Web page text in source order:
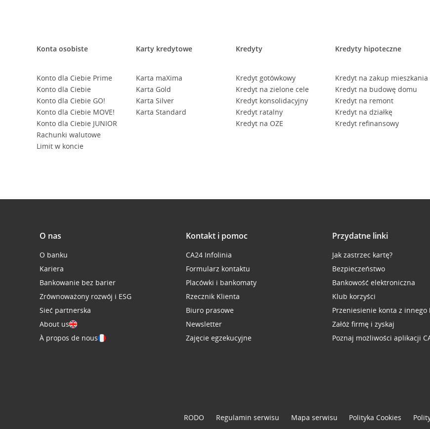
Konta osobiste
Konto dla Ciebie Prime
Konto dla Ciebie
Konto dla Ciebie GO!
Konto dla Ciebie MOVE!
Konto dla Ciebie JUNIOR
Rachunki walutowe
Limit w koncie
Karty kredytowe
Karta maXima
Karta Gold
Karta Silver
Karta Standard
Kredyty
Kredyt gotówkowy
Kredyt na zielone cele
Kredyt konsolidacyjny
Kredyt ratalny
Kredyt na OZE
Kredyty hipoteczne
Kredyt na zakup mieszkania
Kredyt na budowę domu
Kredyt na remont
Kredyt na działkę
Kredyt refinansowy
O nas
O banku
Kariera
Bankowanie bez barier
Zrównoważony rozwój i ESG
Sieć partnerska
About us
À propos de nous
Kontakt i pomoc
CA24 Infolinia
Formularz kontaktu
Placówki i bankomaty
Rzecznik Klienta
Biuro prasowe
Newsletter
Zajęcie egzekucyjne
Przydatne linki
Jak zastrzec kartę?
Bezpieczeństwo
Bankowość elektroniczna
Klub korzyści
Przeniesienie konta z innego
Załóż firmę i zyskaj
Poznaj możliwości aplikacji
RODO Regulamin serwisu Mapa serwisu Polityka Cookies